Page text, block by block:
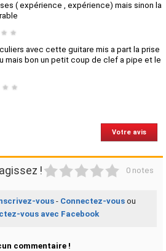
( expérience , expérience) mais sinon la
★ ★
avec cette guitare mis a part la prise
mais bon un petit coup de clef a pipe et le
★ ★
Votre avis
! 0 notes
vous- Connectez-vousou
vous avec Facebook
commentaire !